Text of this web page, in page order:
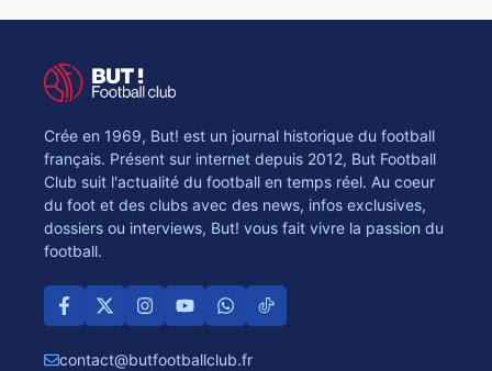
Crée en 1969, But! est un journal historique du football
français. Présent sur internet depuis 2012, But Football
Club suit l'actualité du football en temps réel. Au coeur
du foot et des clubs avec des news, infos exclusives,
dossiers ou interviews, But! vous fait vivre la passion du
football.
contact@butfootballclub.fr